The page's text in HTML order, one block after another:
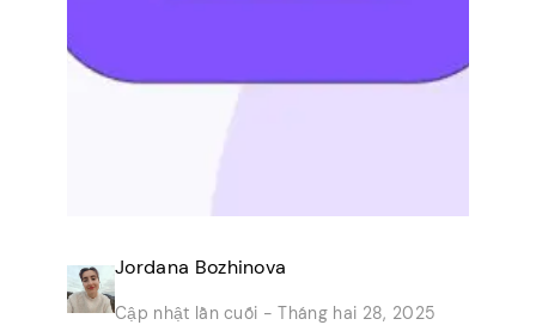
Jordana Bozhinova
Cập nhật lần cuối - Tháng hai 28, 2025